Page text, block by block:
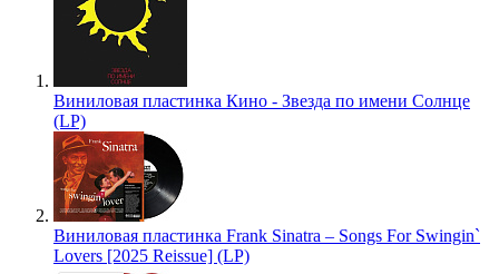
Виниловая пластинка Кино - Звезда по имени Солнце
(LP)
Виниловая пластинка Frank Sinatra – Songs For Swingin`
Lovers [2025 Reissue] (LP)